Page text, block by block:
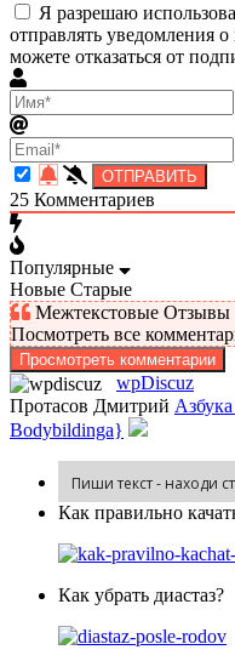
Я разрешаю
отправлять уведомления
можете отказаться от
25 Комментариев
Популярные
Новые Старые
Межтекстовые Отзывы
Посмотреть все
Просмотреть комментарии
wpDiscuz
Протасов Дмитрий
Bodybildinga}
Как пра­виль­но
Как убрать диастаз?